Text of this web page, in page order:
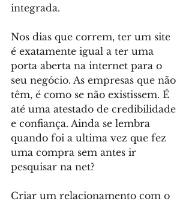
integrada.
Nos dias que correm, ter um site
é exatamente igual a ter uma
porta aberta na internet para o
seu negócio. As empresas que não
têm, é como se não existissem. É
até uma atestado de credibilidade
e confiança. Ainda se lembra
quando foi a ultima vez que fez
uma compra sem antes ir
pesquisar na net?
Criar um relacionamento com o